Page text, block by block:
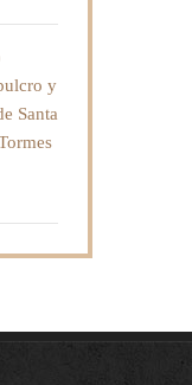
y
Santa